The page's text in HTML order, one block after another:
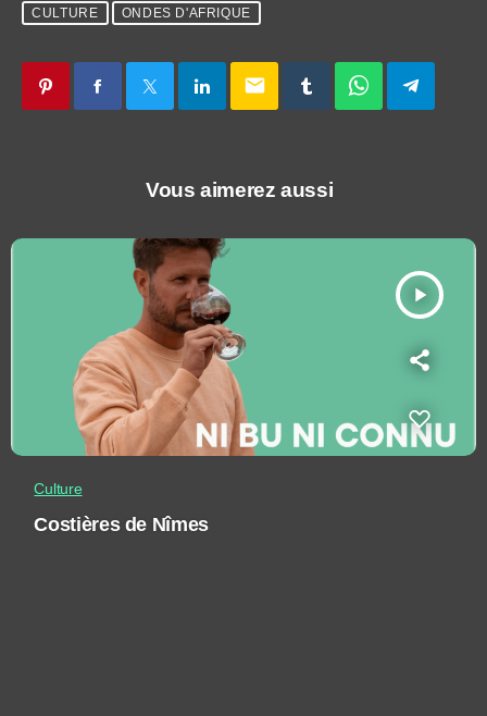
CULTURE ONDES D'AFRIQUE
email
Vous aimerez aussi
play_arrow
Culture
Costières de Nîmes